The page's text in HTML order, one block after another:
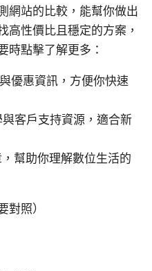
網站的比較，能幫你做出
高性價比且穩定的方案，
時點擊了解更多：
優惠資訊，方便你快速
客戶支持資源，適合新
幫助你理解數位生活的
對照）